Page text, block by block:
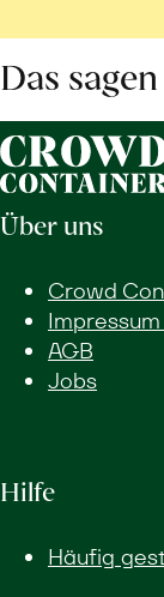
Das
Über uns
Crowd
AGB
Jobs
Hilfe
Häufig